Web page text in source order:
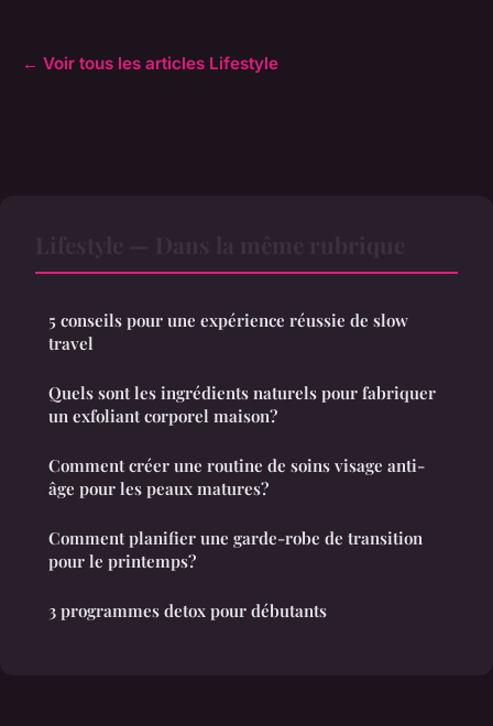
← Voir tous les articles Lifestyle
5 conseils pour une expérience réussie de slow
travel
Quels sont les ingrédients naturels pour fabriquer
un exfoliant corporel maison?
Comment créer une routine de soins visage anti-
âge pour les peaux matures?
Comment planifier une garde-robe de transition
pour le printemps?
3 programmes detox pour débutants